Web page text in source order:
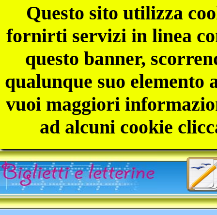
Questo sito utilizza
fornirti servizi in linea
questo banner,
qualunque suo elemento
vuoi maggiori
ad alcuni cookie